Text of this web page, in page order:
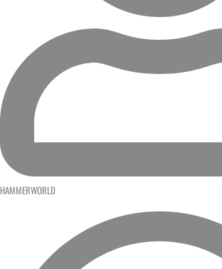
HAMMERWORLD